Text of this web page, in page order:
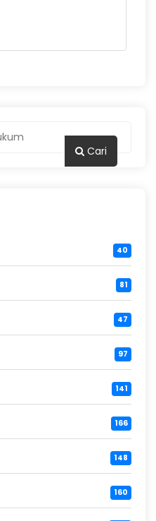
Cari
40
81
47
97
141
166
148
160